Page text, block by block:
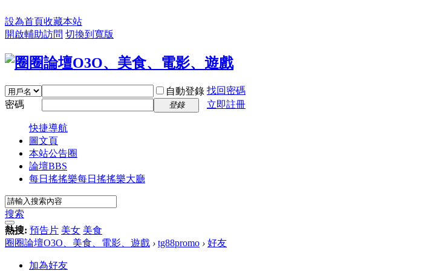
設為首頁收藏本站
開啟輔助訪問 切換到寬版
自動登錄 找回密碼
密碼
登錄 立即註冊
快捷導航
圖文頁
本站公告圈
論壇BBS
每日搖搖樂每日搖搖樂大廳
搜索
熱搜: 預告片 美女 美食
圈圈論壇O3O、美食、電影、遊戲 › tg88promo › 好友
加為好友